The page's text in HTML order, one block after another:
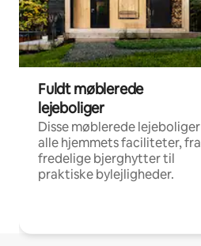
Fuldt møblerede
lejeboliger
Disse møblerede lejeboliger
alle hjemmets faciliteter, fra
fredelige bjerghytter til
praktiske bylejligheder.